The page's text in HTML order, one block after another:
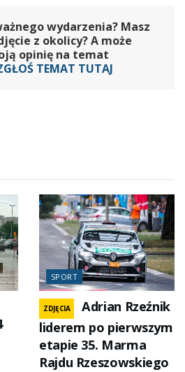
wydarzenia? Masz
z okolicy? A może
opinię na temat
TEMAT TUTAJ
SPORT
ZDJĘCIA
Adrian Rzeźnik
liderem po pierwszym
etapie 35. Marma
Rajdu Rzeszowskiego